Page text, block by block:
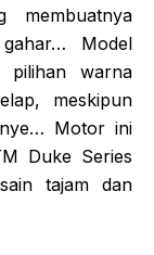
Model
warna
meskipun
Motor ini
Duke Series
tajam dan